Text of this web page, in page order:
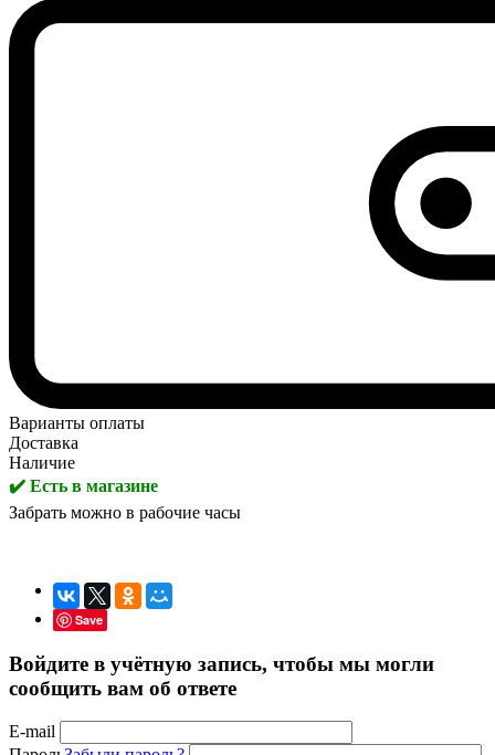
Варианты оплаты
Доставка
Наличие
✔️ Есть в магазине
Забрать можно в рабочие часы
Save
Войдите в учётную запись, чтобы мы могли
сообщить вам об ответе
E-mail